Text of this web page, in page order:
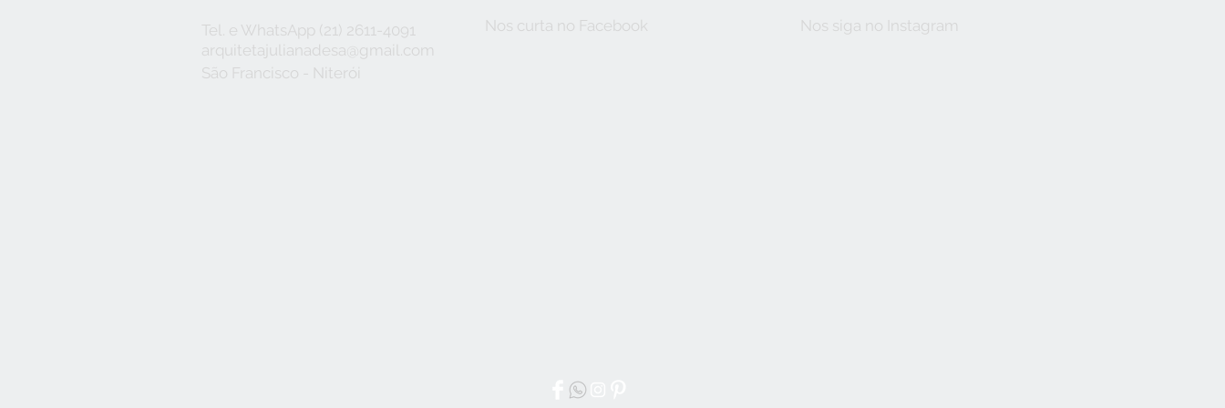
Tel. e WhatsApp (21) 2611-4091
arquitetajulianadesa@gmail.com
São Francisco - Niterói
Nos curta no Facebook Nos siga no Instagram